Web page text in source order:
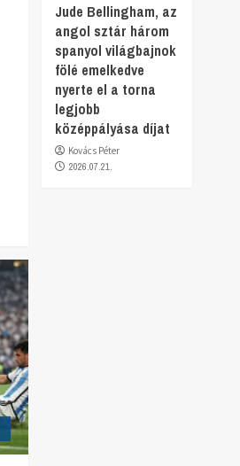
Jude Bellingham, az
angol sztár három
spanyol világbajnok
fölé emelkedve
nyerte el a torna
legjobb
középpályása díjat
Kovács Péter
2026.07.21.